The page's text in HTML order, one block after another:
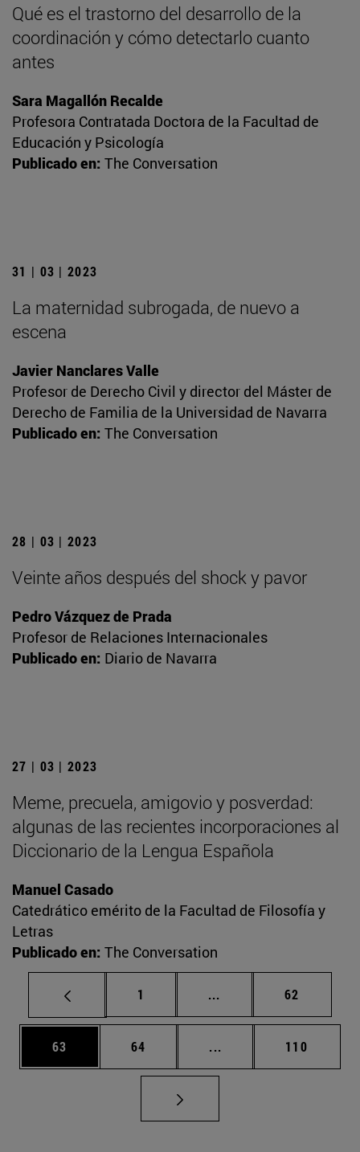
Qué es el trastorno del desarrollo de la
coordinación y cómo detectarlo cuanto
antes
Sara Magallón Recalde
Profesora Contratada Doctora de la Facultad de
Educación y Psicología
Publicado en: The Conversation
31 | 03 | 2023
La maternidad subrogada, de nuevo a
escena
Javier Nanclares Valle
Profesor de Derecho Civil y director del Máster de
Derecho de Familia de la Universidad de Navarra
Publicado en: The Conversation
28 | 03 | 2023
Veinte años después del shock y pavor
Pedro Vázquez de Prada
Profesor de Relaciones Internacionales
Publicado en: Diario de Navarra
27 | 03 | 2023
Meme, precuela, amigovio y posverdad:
algunas de las recientes incorporaciones al
Diccionario de la Lengua Española
Manuel Casado
Catedrático emérito de la Facultad de Filosofía y
Letras
Publicado en: The Conversation
Página
1 ... Páginas intermedias
Página
62
Página
63 Página
64 ... Páginas intermedias
Página
110